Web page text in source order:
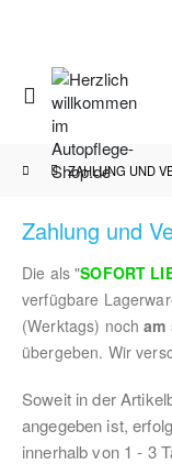
Navigation
umschalten
ZAHLUNG UND
Zahlung und
Die als "SOFORT
verfügbare
(Werktags) nocham
übergeben. Wir
Soweit in der
angegeben ist,
innerhalb von 1 - 3